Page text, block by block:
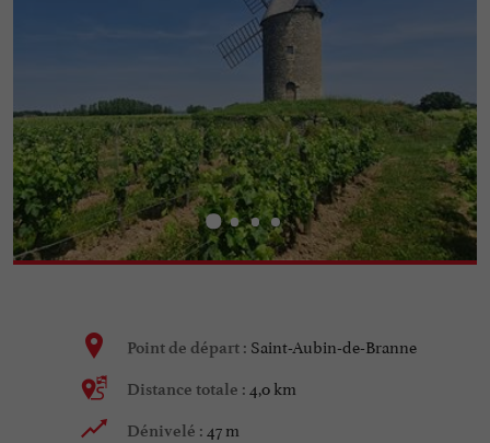
Point de départ : Saint-Aubin-de-Branne
Distance totale : 4,0 km
Dénivelé : 47 m